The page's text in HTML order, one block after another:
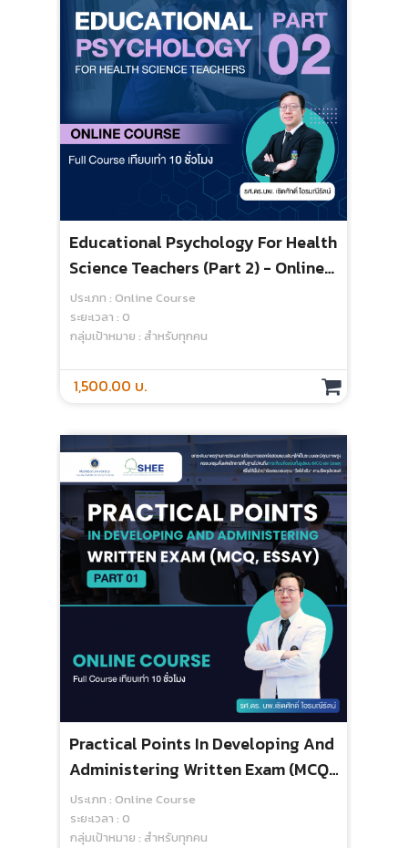
Educational Psychology For Health
Science Teachers (Part 2) - Online
Course
ประเภท : Online Course
ระยะเวลา : 0
กลุ่มเป้าหมาย : สำหรับทุกคน
1,500.00 บ.
Practical Points In Developing And
Administering Written Exam (MCQ,
Essay) (Part 1) - Online Course
ประเภท : Online Course
ระยะเวลา : 0
กลุ่มเป้าหมาย : สำหรับทุกคน